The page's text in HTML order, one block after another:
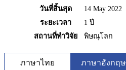
วันที่สิ้นสุด
14 May 2022
ระยะเวลา
1 ปี
สถานที่ทำวิจัย
พิษณุโลก
ภาษาไทย ภาษาอังกฤษ